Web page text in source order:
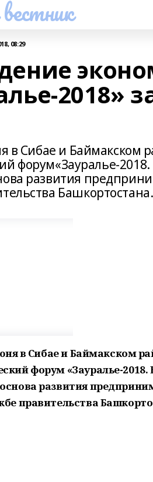
08:29
2018»
в Сибае и Баймакском
форум«Зауралье-
развития
Башкортостана.
в Сибае и Баймакском
форум «Зауралье-
развития
правительства